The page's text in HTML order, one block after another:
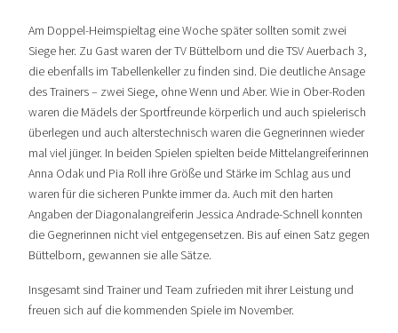
Am Doppel-Heimspieltag eine Woche später sollten somit zwei
Siege her. Zu Gast waren der TV Büttelborn und die TSV Auerbach 3,
die ebenfalls im Tabellenkeller zu finden sind. Die deutliche Ansage
des Trainers – zwei Siege, ohne Wenn und Aber. Wie in Ober-Roden
waren die Mädels der Sportfreunde körperlich und auch spielerisch
überlegen und auch alterstechnisch waren die Gegnerinnen wieder
mal viel jünger. In beiden Spielen spielten beide Mittelangreiferinnen
Anna Odak und Pia Roll ihre Größe und Stärke im Schlag aus und
waren für die sicheren Punkte immer da. Auch mit den harten
Angaben der Diagonalangreiferin Jessica Andrade-Schnell konnten
die Gegnerinnen nicht viel entgegensetzen. Bis auf einen Satz gegen
Büttelborn, gewannen sie alle Sätze.
Insgesamt sind Trainer und Team zufrieden mit ihrer Leistung und
freuen sich auf die kommenden Spiele im November.